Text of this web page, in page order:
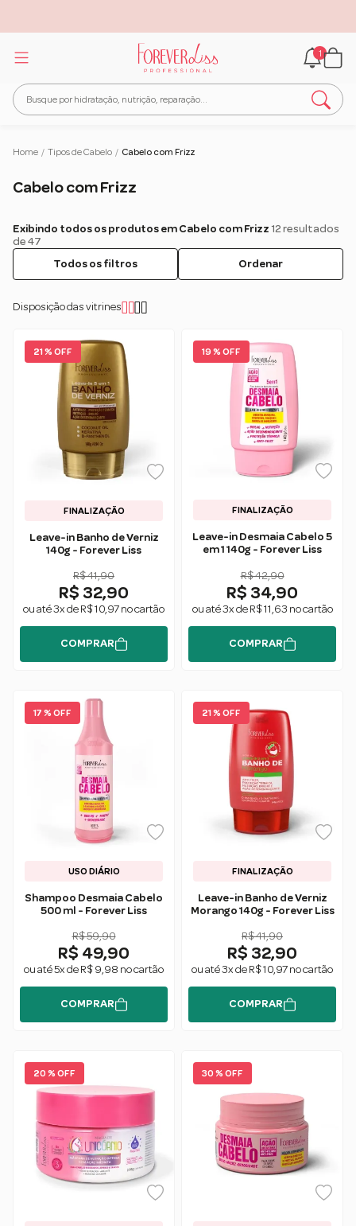
1
Home / Tipos de Cabelo / Cabelo com Frizz
Cabelo com Frizz
Exibindo todos os produtos em Cabelo com Frizz 12 resultados
de 47
Todos os filtros
Ordenar
Disposição das vitrines
21 % OFF
FINALIZAÇÃO
Leave-in Banho de Verniz
140g - Forever Liss
R$ 41,90
R$ 32,90
ou até 3x de R$ 10,97 no cartão
COMPRAR
19 % OFF
FINALIZAÇÃO
Leave-in Desmaia Cabelo 5
em 1 140g - Forever Liss
R$ 42,90
R$ 34,90
ou até 3x de R$ 11,63 no cartão
COMPRAR
17 % OFF
USO DIÁRIO
Shampoo Desmaia Cabelo
500 ml - Forever Liss
R$ 59,90
R$ 49,90
ou até 5x de R$ 9,98 no cartão
COMPRAR
21 % OFF
FINALIZAÇÃO
Leave-in Banho de Verniz
Morango 140g - Forever Liss
R$ 41,90
R$ 32,90
ou até 3x de R$ 10,97 no cartão
COMPRAR
20 % OFF 30 % OFF